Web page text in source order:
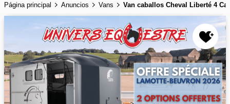
Página principal Anuncios Vans Van caballos Cheval Liberté 4